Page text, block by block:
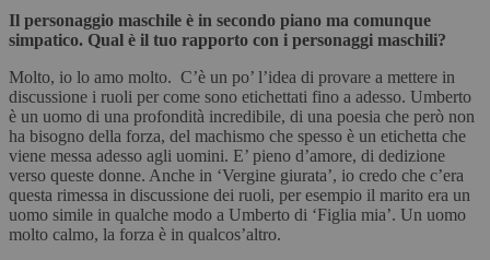
Il personaggio maschile è in secondo piano ma comunque
simpatico. Qual è il tuo rapporto con i personaggi maschili?
Molto, io lo amo molto. C’è un po’ l’idea di provare a mettere in
discussione i ruoli per come sono etichettati fino a adesso. Umberto
è un uomo di una profondità incredibile, di una poesia che però non
ha bisogno della forza, del machismo che spesso è un etichetta che
viene messa adesso agli uomini. E’ pieno d’amore, di dedizione
verso queste donne. Anche in ‘Vergine giurata’, io credo che c’era
questa rimessa in discussione dei ruoli, per esempio il marito era un
uomo simile in qualche modo a Umberto di ‘Figlia mia’. Un uomo
molto calmo, la forza è in qualcos’altro.